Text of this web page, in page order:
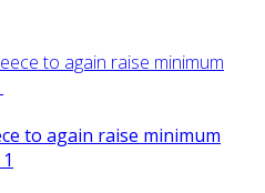
to again raise minimum